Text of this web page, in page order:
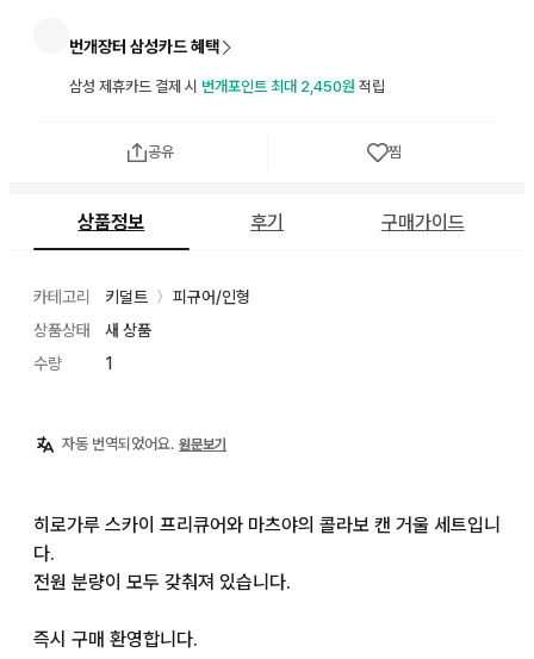
번개장터 삼성카드 혜택
삼성 제휴카드 결제 시 번개포인트 최대 2,450원 적립
공유 찜
상품정보 후기 구매가이드
카테고리 키덜트 〉
피규어/인형
상품상태
새 상품
수량
1
자동 번역되었어요. 원문보기
히로가루 스카이 프리큐어와 마츠야의 콜라보 캔 거울 세트입니
다.
전원 분량이 모두 갖춰져 있습니다.
즉시 구매 환영합니다.